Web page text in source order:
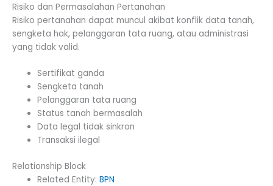
Risiko dan Permasalahan Pertanahan
Risiko pertanahan dapat muncul akibat konflik data tanah,
sengketa hak, pelanggaran tata ruang, atau administrasi
yang tidak valid.
Sertifikat ganda
Sengketa tanah
Pelanggaran tata ruang
Status tanah bermasalah
Data legal tidak sinkron
Transaksi ilegal
Relationship Block
Related Entity:BPN